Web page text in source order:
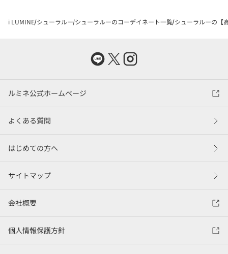
i LUMINE シューラルー シューラルーのコーデイネート一覧 シューラルーの【
ルミネ公式ホームページ
よくある質問
はじめての方へ
サイトマップ
会社概要
個人情報保護方針